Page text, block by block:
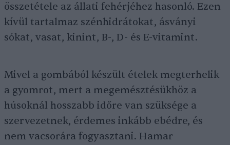
összetétele az állati fehérjéhez hasonló. Ezen
kívül tartalmaz szénhidrátokat, ásványi
sókat, vasat, kinint, B-, D- és E-vitamint.
Mivel a gombából készült ételek megterhelik
a gyomrot, mert a megemésztésükhöz a
húsoknál hosszabb időre van szüksége a
szervezetnek, érdemes inkább ebédre, és
nem vacsorára fogyasztani. Hamar